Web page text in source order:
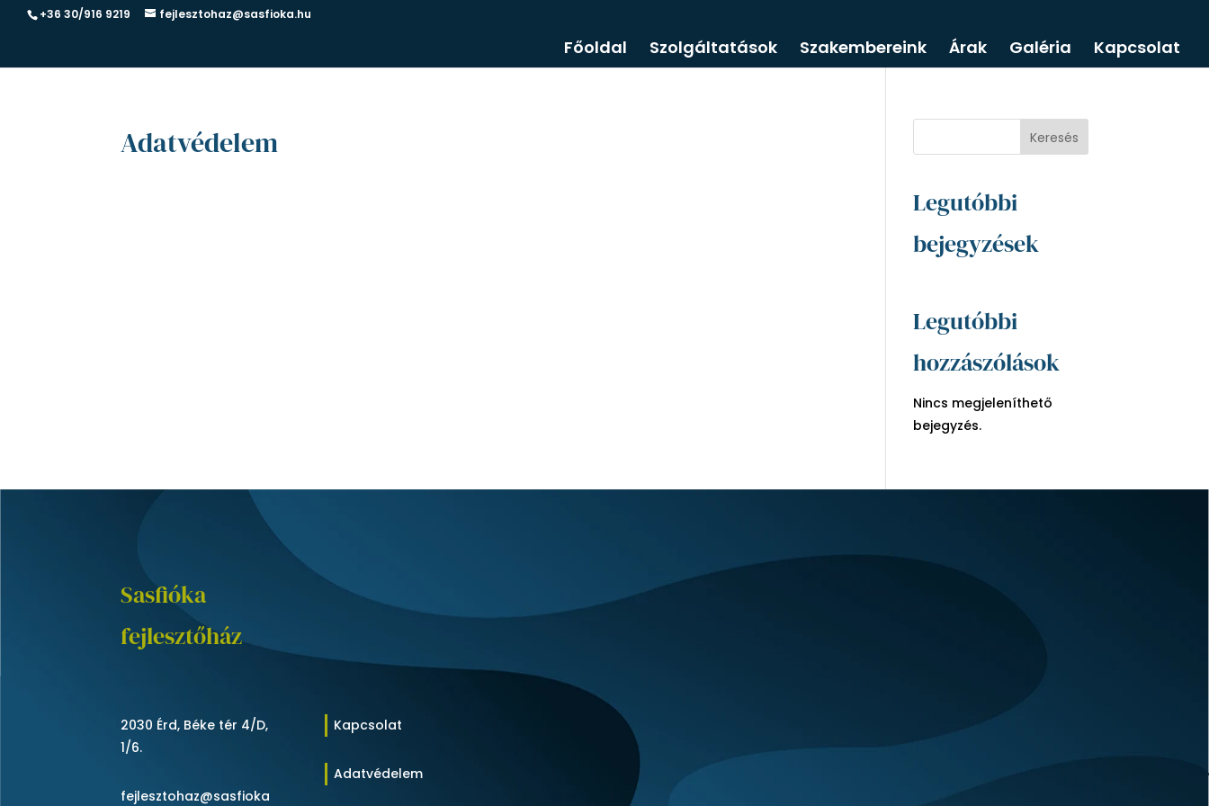
+36 30/916 9219 fejlesztohaz@sasfioka.hu
Főoldal Szolgáltatások Szakembereink Árak Galéria Kapcsolat
Adatvédelem Keresés
Legutóbbi
bejegyzések
Legutóbbi
hozzászólások
Nincs megjeleníthető
bejegyzés.
Sasfióka
fejlesztőház
2030 Érd, Béke tér 4/D,
1/6.
fejlesztohaz@sasfioka
Kapcsolat
Adatvédelem